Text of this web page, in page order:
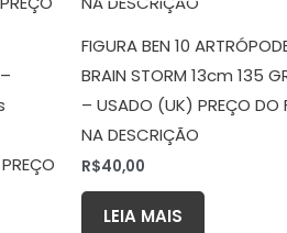
FIGURA BEN 10
BRAIN STORM 13cm 135
– USADO (UK) PREÇO DO
NA DESCRIÇÃO
R$40,00
LEIA MAIS